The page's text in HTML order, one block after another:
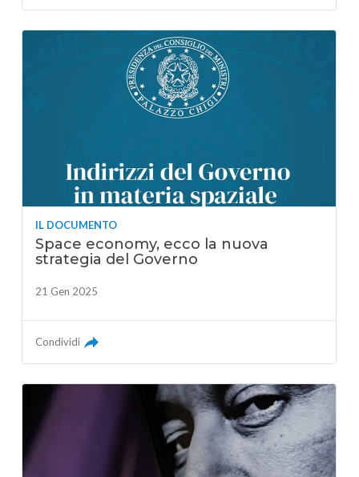
IL DOCUMENTO
Space economy, ecco la nuova
strategia del Governo
21 Gen 2025
Condividi